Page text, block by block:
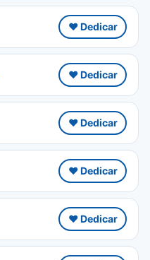
❤️ Dedicar
❤️ Dedicar
❤️ Dedicar
❤️ Dedicar
❤️ Dedicar